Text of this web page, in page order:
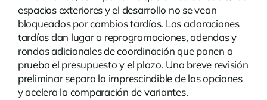
espacios exteriores y el desarrollo no se vean
bloqueados por cambios tardíos. Las aclaraciones
tardías dan lugar a reprogramaciones, adendas y
rondas adicionales de coordinación que ponen a
prueba el presupuesto y el plazo. Una breve revisión
preliminar separa lo imprescindible de las opciones
y acelera la comparación de variantes.